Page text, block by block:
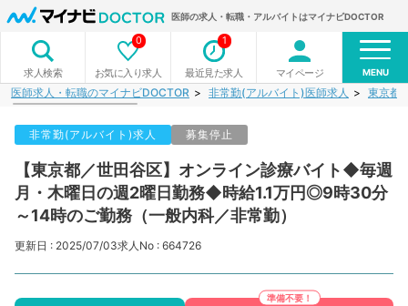
医師の求人・転職・アルバイトはマイナビDOCTOR
求人検索 お気に入り求人
0
最近見た求人
1
マイページ MENU
医師求人・転職のマイナビDOCTOR 非常勤(アルバイト)医師求人 東京都
非常勤(アルバイト)求人 募集停止
【東京都／世田谷区】オンライン診療バイト◆毎週
月・木曜日の週2曜日勤務◆時給1.1万円◎9時30分
～14時のご勤務（一般内科／非常勤）
更新日 : 2025/07/03求人No : 664726